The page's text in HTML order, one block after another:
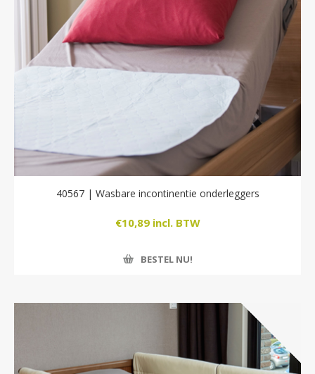
40567 | Wasbare incontinentie onderleggers
€10,89 incl. BTW
BESTEL NU!